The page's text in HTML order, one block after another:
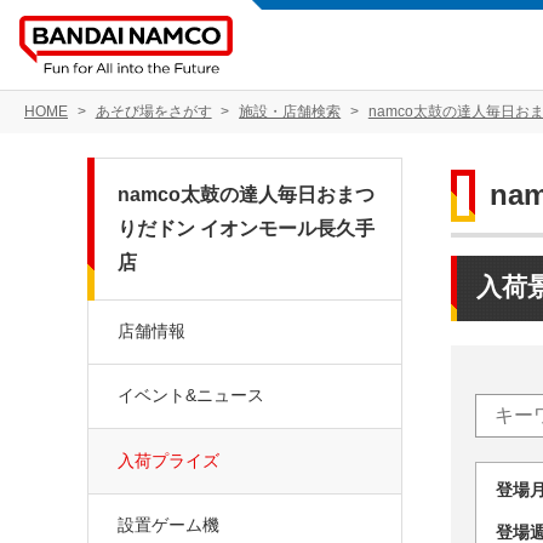
HOME あそび場をさがす 施設・店舗検索 namco太鼓の達人毎日お
入荷
登
登
namco太鼓の達人毎日おまつ
りだドン イオンモール長久手
店
店舗情報
イベント&ニュース
入荷プライズ
設置ゲーム機